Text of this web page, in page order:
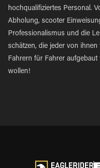
hochqualifiziertes Personal.
Abholung, scooter
Professionalismus und die
schätzen, die jeder von
Fahrern für Fahrer
wollen!